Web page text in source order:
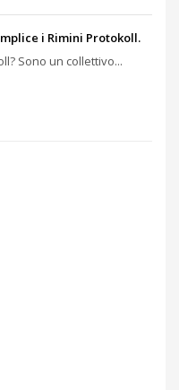
i Rimini Protokoll.
Sono un collettivo...